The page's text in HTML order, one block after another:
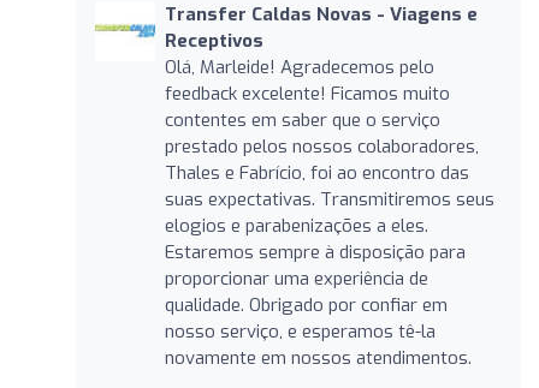
Transfer Caldas Novas - Viagens e
Receptivos
Olá, Marleide! Agradecemos pelo
feedback excelente! Ficamos muito
contentes em saber que o serviço
prestado pelos nossos colaboradores,
Thales e Fabrício, foi ao encontro das
suas expectativas. Transmitiremos seus
elogios e parabenizações a eles.
Estaremos sempre à disposição para
proporcionar uma experiência de
qualidade. Obrigado por confiar em
nosso serviço, e esperamos tê-la
novamente em nossos atendimentos.